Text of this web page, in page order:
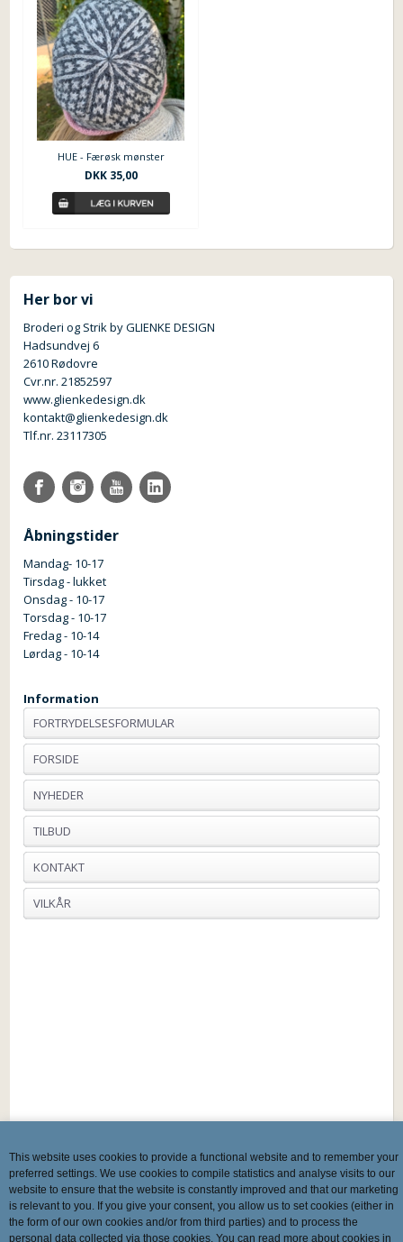
This website uses cookies to provide a functional website and to remember your
preferred settings. We use cookies to compile statistics and analyse visits to our
website to ensure that the website is constantly improved and that our marketing
is relevant to you. If you give your consent, you allow us to set cookies (either in
the form of our own cookies and/or from third parties) and to process the
personal data collected via those cookies. You can read more about cookies in
HUE - Færøsk mønster
DKK 35,00
Her bor vi
Broderi og Strik by GLIENKE DESIGN
Hadsundvej 6
2610 Rødovre
Cvr.nr. 21852597
www.glienkedesign.dk
kontakt@glienkedesign.dk
Tlf.nr. 23117305
Åbningstider
Mandag- 10-17
Tirsdag - lukket
Onsdag - 10-17
Torsdag - 10-17
Fredag - 10-14
Lørdag - 10-14
Information
FORTRYDELSESFORMULAR
FORSIDE
NYHEDER
TILBUD
KONTAKT
VILKÅR